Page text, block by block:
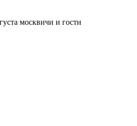
москвичи и гости